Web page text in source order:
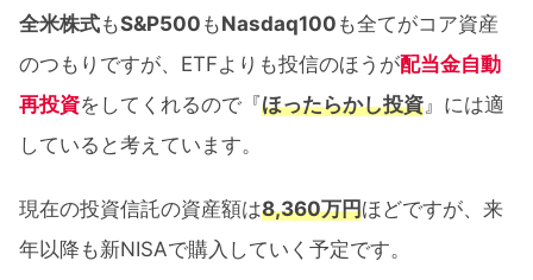
全米株式もS&P500 もNasdaq100 も全てがコア資産
のつもりですが、ETFよりも投信のほうが配当金自動
再投資をしてくれるので『ほったらかし投資 』には適
していると考えています。
現在の投資信託の資産額は8,360万円ほどですが、来
年以降も新NISAで購入していく予定です。